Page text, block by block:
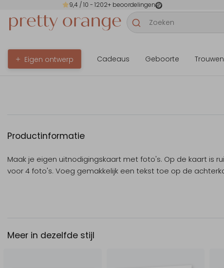
9,4/ 10 - 1202+ beoordelingen
Eigen ontwerp Cadeaus Geboorte Trouwen
Productinformatie
Maak je eigen uitnodigingskaart met foto's. Op de kaart is
voor 4 foto's. Voeg gemakkelijk een tekst toe op de
Meer in dezelfde stijl